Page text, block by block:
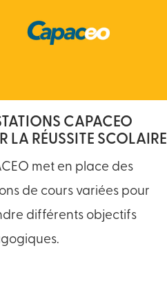
CAPACEO
LA RÉUSSITE SCOLAIRE
met en place des
de cours variées pour
différents objectifs